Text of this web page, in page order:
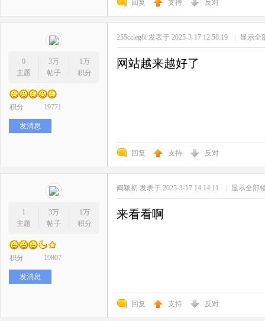
回复 支持 反对
0
主题
3万
帖子
1万
积分
积分 19771
发消息
255ccleg8i 发表于 2025-3-17 12:58:19 | 显示全
网站越来越好了
回复 支持 反对
1
主题
3万
帖子
1万
积分
积分 19807
发消息
闽颖初 发表于 2025-3-17 14:14:11 | 显示全部
来看看啊
回复 支持 反对